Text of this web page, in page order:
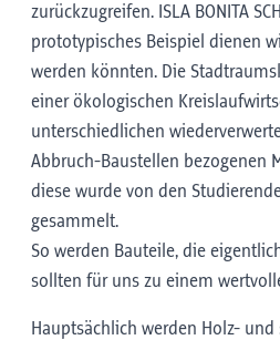
zurückzugreifen. ISLA BONITA
prototypisches Beispiel dienen
werden könnten. Die
einer ökologischen
unterschiedlichen
Abbruch-Baustellen bezogenen
diese wurde von den
gesammelt.
So werden Bauteile, die
sollten für uns zu einem
Hauptsächlich werden Holz- und